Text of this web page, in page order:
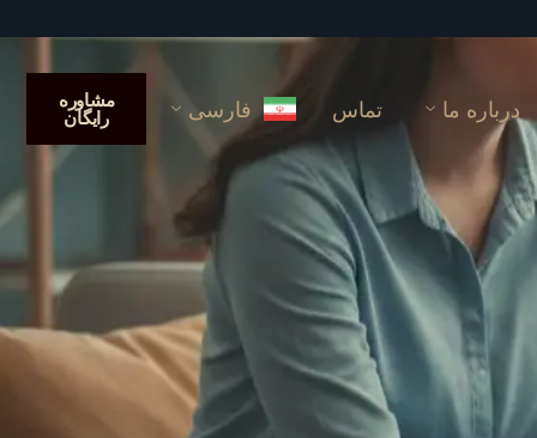
درباره ما تماس فارسی مشاوره
رایگان